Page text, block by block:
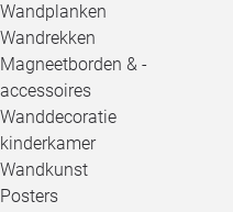
Wandplanken
Wandrekken
Magneetborden & -
accessoires
Wanddecoratie
kinderkamer
Wandkunst
Posters